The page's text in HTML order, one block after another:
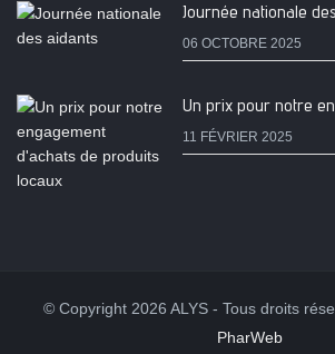
Journée nationale
06 OCTOBRE 2025
11 FÉVRIER 2025
© Copyright 2026 ALYS - Tous droits
PharWeb